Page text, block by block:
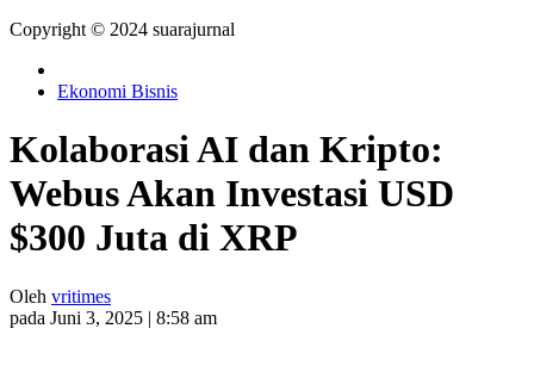
Copyright © 2024 suarajurnal
Ekonomi Bisnis
Kolaborasi AI dan Kripto:
Webus Akan Investasi USD
$300 Juta di XRP
Oleh vritimes
pada Juni 3, 2025 | 8:58 am